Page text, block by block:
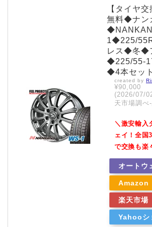
【タイヤ
無料◆ナン
1◆225/
レス◆冬◆
◆225/55-
◆4本セッ
created by
¥90,000
(2026/07/
天市場調べ-
＼激安輸入
ェイ！全国
で交換も楽
オートウ
Amazon
楽天市場
Yahooシ